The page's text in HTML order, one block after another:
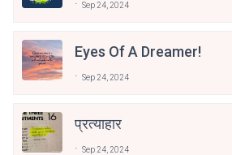
Sep 24, 2024
Eyes Of A Dreamer!
Sep 24, 2024
प्रत्याहार
Sep 24, 2024